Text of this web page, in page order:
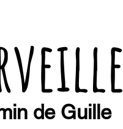
de Guille